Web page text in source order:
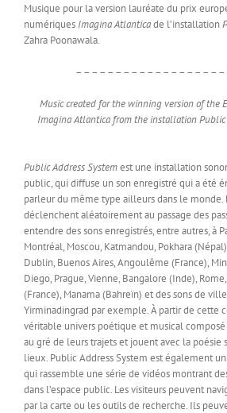
Musique pour la version lauréate du prix
numériques Imagina Atlanticade l’installation
Zahra Poonawala.
– – – – – – – – – – – – – – – – – –
Music created for the winning version of the
Imagina Atlantica from the installation Public
Public Address Systemest une installation
public, qui diffuse un son enregistré qui a été
parleur du même type ailleurs dans le monde.
déclenchent aléatoirement au passage des
entendre des sons enregistrés, entre autres, à
Montréal, Moscou, Katmandou, Pokhara
Dublin, Buenos Aires, Angoulême (France),
Diego, Prague, Vienne, Bangalore (Inde),
(France), Manama (Bahreïn) et des sons de
Yirminadingrad par exemple. À partir de cette
véritable univers poétique et musical
au gré de leurs trajets et jouent avec la poésie
lieux. Public Address System est également
qui rassemble une série de vidéos montrant
dans l’espace public. Les visiteurs peuvent
par la carte ou les outils de recherche. Ils